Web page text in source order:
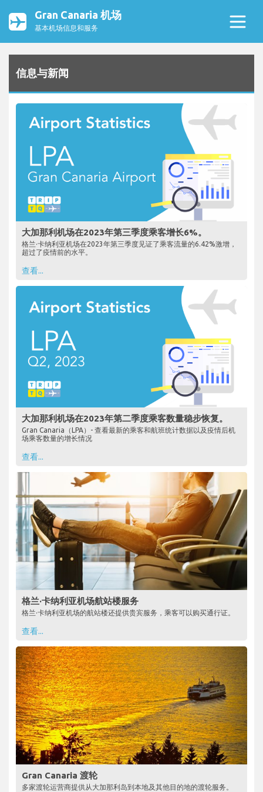
Gran Canaria 机场
基本机场信息和服务
信息与新闻
大加那利机场在2023年第三季度乘客增长6%。
格兰·卡纳利亚机场在2023年第三季度见证了乘客流量的6.42%激增，
超过了疫情前的水平。
查看...
大加那利机场在2023年第二季度乘客数量稳步恢复。
Gran Canaria（LPA）- 查看最新的乘客和航班统计数据以及疫情后机
场乘客数量的增长情况
查看...
格兰·卡纳利亚机场航站楼服务
格兰·卡纳利亚机场的航站楼还提供贵宾服务，乘客可以购买通行证。
查看...
Gran Canaria 渡轮
多家渡轮运营商提供从大加那利岛到本地及其他目的地的渡轮服务。